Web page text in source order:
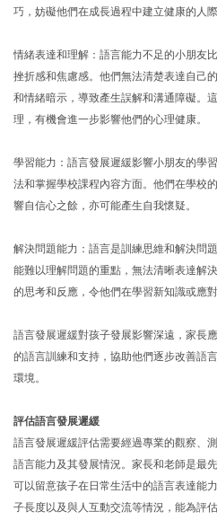
巧，妨礙他們在成長過程中建立健康的人際
情緒表達和理解：語言能力不足的小朋友
挫折感和焦慮感。他們無法清楚表達自己
和情緒暗示，導致產生誤解和溝通障礙。
理，有機會進一步影響他們的心理健康。
學習能力：語言發展遲緩影響小朋友的學
法和掌握學校課程內容方面。他們在學校
響自信心之餘，亦可能產生自我懷疑。
解決問題能力：語言是訓練思維和解決問
能難以理解問題的重點，無法清晰表達解
的思考和反應，令他們在學習新知識或應
語言發展遲緩對孩子發展影響深遠，家長
的語言訓練和支持，協助他們逐步改善語
環境。
評估語言發展遲緩
語言發展遲緩評估需要經過專業的觀察、
語言能力及其發展情況。家長和老師是最
可以留意孩子在日常生活中的語言表達能
子長度以及與人互動交流等情況，能為評